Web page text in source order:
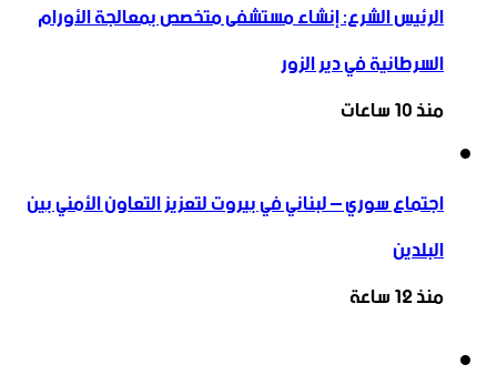
الرئيس الشرع: إنشاء ‌‏مستشفى متخصص بمعالجة الأورام
السرطانية في دير الزور
منذ 10 ساعات
اجتماع سوري – لبناني في بيروت لتعزيز التعاون ‏الأمني ‏بين
البلدين
منذ 12 ساعة